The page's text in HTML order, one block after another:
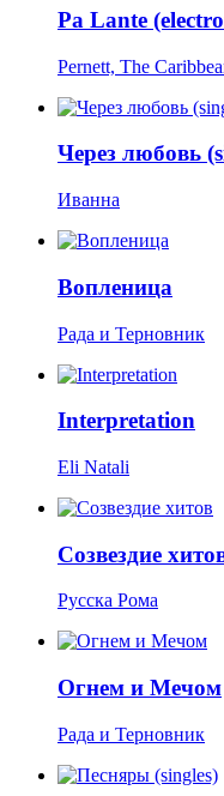
Pa Lante
Pernett, The
Через любовь
Иванна
Вопленица
Рада и Терновник
Interpretation
Eli Natali
Созвездие
Русска Рома
Огнем и Мечом
Рада и Терновник